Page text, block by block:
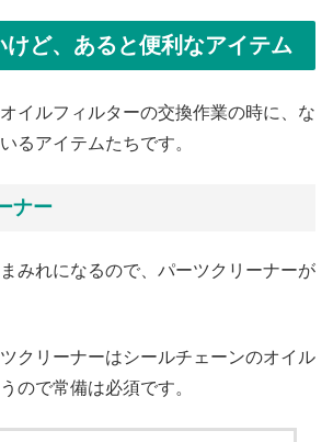
けど、あると便利なアイテム
イルフィルターの交換作業の時に、な
るアイテムたちです。
ナー
みれになるので、パーツクリーナーが
クリーナーはシールチェーンのオイル
ので常備は必須です。